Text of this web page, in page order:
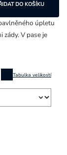
Tabulka velikostí
DO KOŠÍKU
úpletu
V pase je